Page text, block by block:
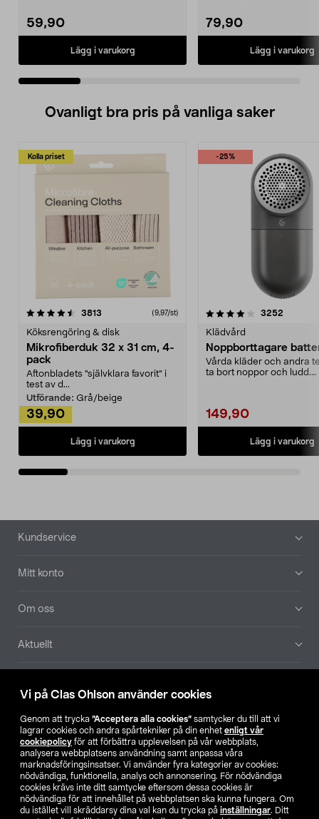
Vi på Clas Ohlson använder cookies
Genom att trycka ”Acceptera alla cookies” samtycker du till att vi
lagrar cookies och andra spårtekniker på din enhet enligt vår
cookiepolicy för att förbättra upplevelsen på vår webbplats,
analysera webbplatsens användning samt anpassa våra
marknadsföringsinsatser. Vi använder fyra kategorier av cookies:
nödvändiga, funktionella, analys och annonsering. För nödvändiga
cookies krävs inte ditt samtycke eftersom dessa cookies är
nödvändiga för att innehållet på webbplatsen ska kunna fungera. Om
du istället vill skräddarsy dina val kan du trycka på inställningar. Ditt
59,90
Lägg i varukorg
79,90
Lägg i varukorg
Ovanligt bra pris på vanliga saker
Kolla priset
3813 (9,97/st)
Köksrengöring & disk
Mikrofiberduk 32 x 31 cm, 4-
pack
Aftonbladets "självklara favorit” i
test av d...
Utförande: Grå/beige
39,90
Lägg i varukorg
-25%
4.0av 5 stjärnor 3252
Klädvård
Noppborttagare
Vårda kläder och andra
ta bort noppor och ludd.
149,90
Lägg i varukorg
4.5av 5 stjärnor
Sidfot
Kundservice
Mitt konto
Om oss
Aktuellt
Hitta butik
SE NO FI